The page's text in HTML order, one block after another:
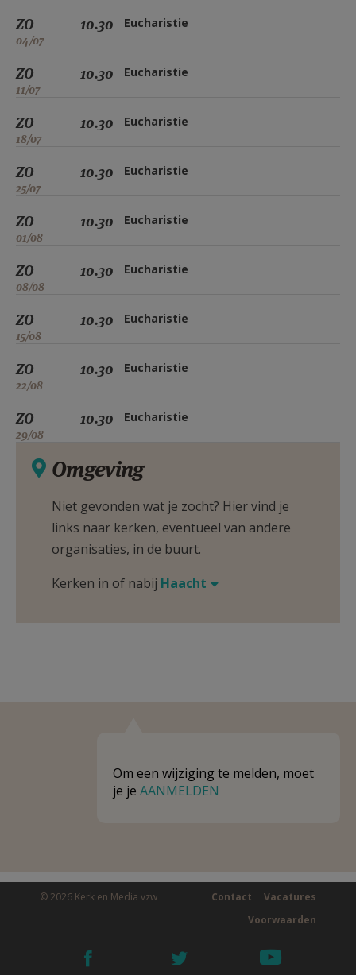
ZO
04/07
10.30 Eucharistie
ZO
11/07
10.30 Eucharistie
ZO
18/07
10.30 Eucharistie
ZO
25/07
10.30 Eucharistie
ZO
01/08
10.30 Eucharistie
ZO
08/08
10.30 Eucharistie
ZO
15/08
10.30 Eucharistie
ZO
22/08
10.30 Eucharistie
ZO
29/08
10.30 Eucharistie
Omgeving
Niet gevonden wat je zocht? Hier vind je
links naar kerken, eventueel van andere
organisaties, in de buurt.
Kerken in of nabij Haacht
Om een wijziging te melden, moet
je je AANMELDEN
© 2026 Kerk en Media vzw Vacatures
Contact
Voorwaarden